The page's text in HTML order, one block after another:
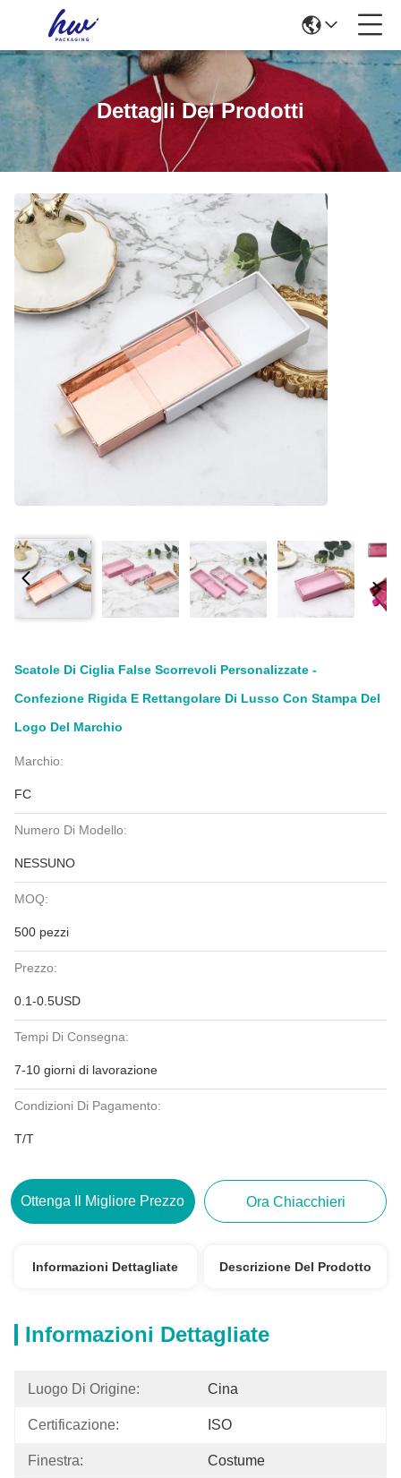
Dettagli Dei Prodotti
Scatole Di Ciglia False Scorrevoli Personalizzate -
Confezione Rigida E Rettangolare Di Lusso Con Stampa Del
Logo Del Marchio
Marchio:
FC
Numero Di Modello:
NESSUNO
MOQ:
500 pezzi
Prezzo:
0.1-0.5USD
Tempi Di Consegna:
7-10 giorni di lavorazione
Condizioni Di Pagamento:
T/T
Ottenga Il Migliore Prezzo Ora Chiacchieri
Informazioni Dettagliate Descrizione Del Prodotto
Informazioni Dettagliate
Luogo Di Origine: Cina
Certificazione: ISO
Finestra: Costume